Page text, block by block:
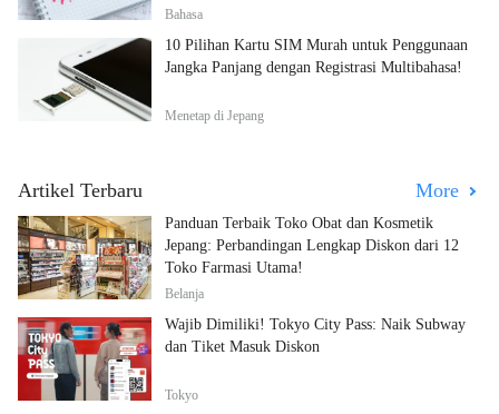
Bahasa
10 Pilihan Kartu SIM Murah untuk Penggunaan
Jangka Panjang dengan Registrasi Multibahasa!
Menetap di Jepang
Artikel Terbaru More
Panduan Terbaik Toko Obat dan Kosmetik
Jepang: Perbandingan Lengkap Diskon dari 12
Toko Farmasi Utama!
Belanja
Wajib Dimiliki! Tokyo City Pass: Naik Subway
dan Tiket Masuk Diskon
Tokyo